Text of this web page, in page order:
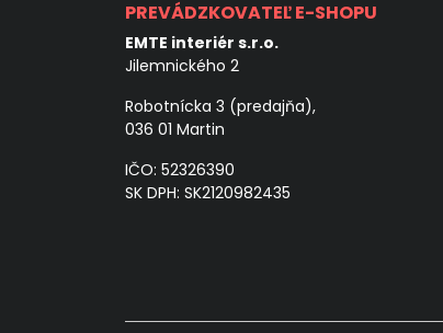
PREVÁDZKOVATEĽ E-SHOPU
EMTE interiér s.r.o.
Jilemnického 2
Robotnícka 3 (predajňa),
036 01 Martin
IČO: 52326390
SK DPH: SK2120982435